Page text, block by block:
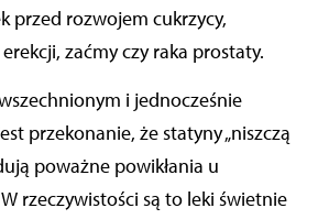
przed rozwojem cukrzycy,
zaćmy czy raka prostaty.
i jednocześnie
przekonanie, że statyny „niszczą
poważne powikłania u
rzeczywistości są to leki świetnie